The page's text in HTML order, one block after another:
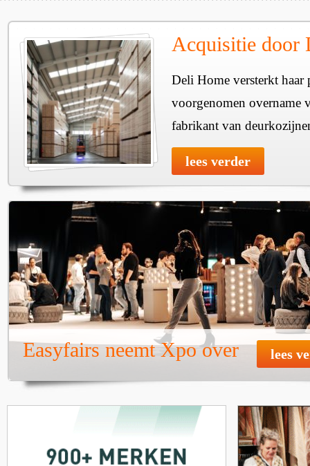
Acquisitie door
Deli Home versterkt haar
voorgenomen overname
fabrikant van
lees verder
Easyfairs neemt Xpo over lees